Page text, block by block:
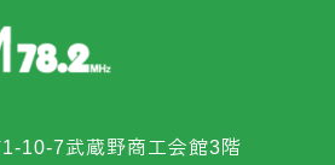
10-7武蔵野商工会館3階